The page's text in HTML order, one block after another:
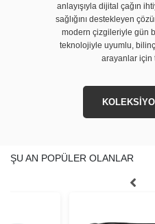
anlayışıyla dijital çağın
sağlığını destekleyen
modern çizgileriyle gün
teknolojiyle uyumlu,
arayanlar için
ŞU AN POPÜLER OLANLAR